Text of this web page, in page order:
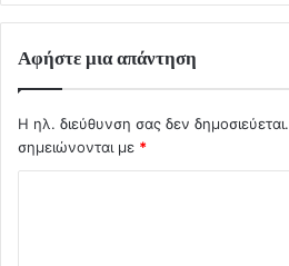
Αφήστε μια απάντηση
Η ηλ. διεύθυνση σας δεν δημοσιεύεται.
σημειώνονται με *